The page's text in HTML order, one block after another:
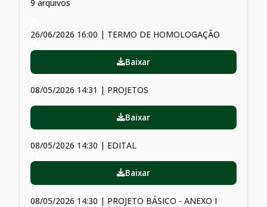
9 arquivos
26/06/2026 16:00 | TERMO DE HOMOLOGAÇÃO
Baixar
08/05/2026 14:31 | PROJETOS
Baixar
08/05/2026 14:30 | EDITAL
Baixar
08/05/2026 14:30 | PROJETO BÁSICO - ANEXO I